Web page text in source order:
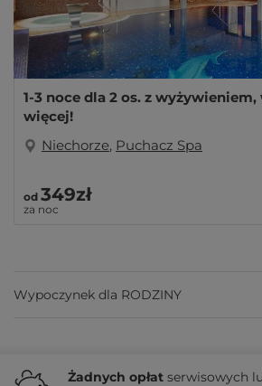
1-3 noce dla 2 os. z wyżywieniem,
więcej!
Niechorze, Puchacz Spa
od 349zł
za noc
Wypoczynek dla RODZINY
Żadnych opłat serwisowych